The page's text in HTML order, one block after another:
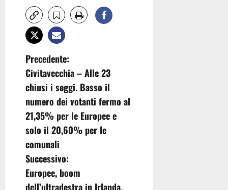
N
a
v
i
g
a
Precedente:
Civitavecchia – Alle 23
chiusi i seggi. Basso il
numero dei votanti fermo al
21,35% per le Europee e
solo il 20,60% per le
comunali
Successivo:
Europee, boom
dell’ultradestra in Irlanda.